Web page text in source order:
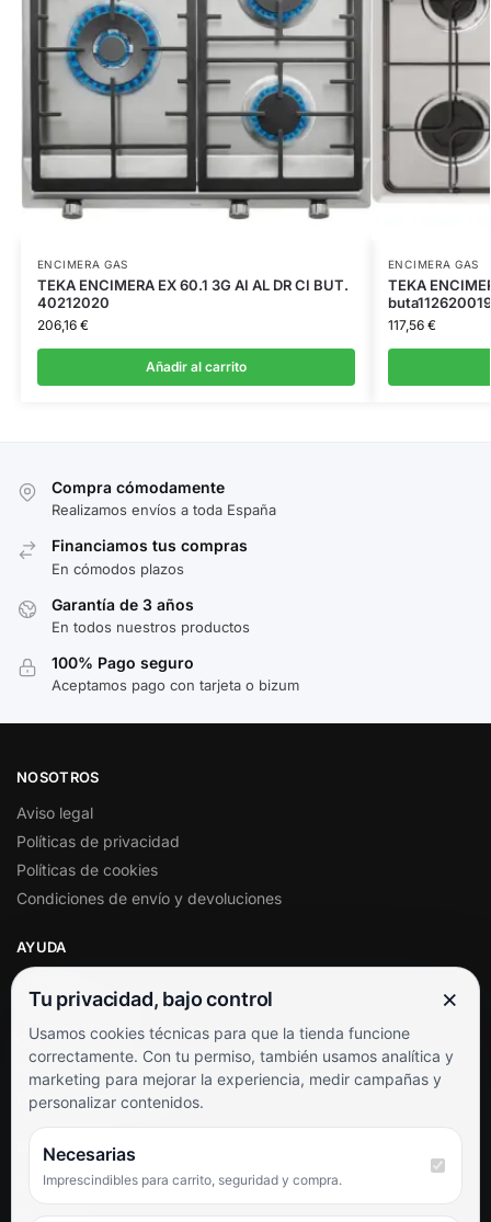
ENCIMERA GAS
TEKA ENCIMERA EX 60.1 3G AI AL DR CI BUT.
40212020
206,16 €
Añadir al carrito
ENCIMERA GAS
TEKA
buta112620019
117,56 €
Compra cómodamente
Realizamos envíos a toda España
Financiamos tus compras
En cómodos plazos
Garantía de 3 años
En todos nuestros productos
100% Pago seguro
Aceptamos pago con tarjeta o bizum
NOSOTROS
Aviso legal
Políticas de privacidad
Políticas de cookies
Condiciones de envío y devoluciones
AYUDA
Soporte al cliente
Contacto
Términos y condiciones
Preguntas frecuentes
SÍGUENOS
Facebook
Tu privacidad, bajo control ×
Usamos cookies técnicas para que la tienda funcione
correctamente. Con tu permiso, también usamos analítica y
marketing para mejorar la experiencia, medir campañas y
personalizar contenidos.
Necesarias
Imprescindibles para carrito, seguridad y compra.